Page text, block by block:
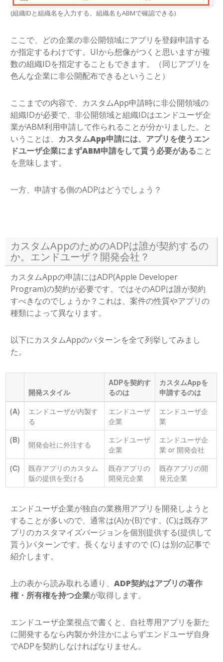
(組織IDと組織名を入力する。組織名もABMで確認できる)
ここで、どの企業の非公開領域にアプリを登録申請する
か指定するわけです。UIから想像がつくと思いますが複
数の組織IDを指定することもできます。（同じアプリを
色んな企業に非公開配布できるということ）
ここまでの内容で、カスタムApp申請時に非公開領域の
組織IDが必要で、非公開領域と組織IDはエンドユーザ企
業がABM利用申請して作られることが分かりました。と
いうことは、 カスタムApp申請には、アプリを使うエン
ドユーザ企業にまずABM申請をして貰う必要があること
を意味します。
一方、申請する側のADPはどうでしょう？
カスタムAppのためのADPは誰が契約するの
か。エンドユーザ？開発会社？
カスタムAppの申請にはADP(Apple Developer
Program)の契約が必要です。ではそのADPは誰が契約
すべきなのでしょうか？これは、案件の性質やアプリの
種類によって異なります。
以下にカスタムAppのパターンを全て列挙してみまし
た。
開発スタイル
ADPを契約す
るのは
カスタムAppを
申請するのは
(A)
エンドユーザが内製す
る
エンドユーザ
企業
エンドユーザ企
業
(B)
開発会社に外注する
エンドユーザ
企業
エンドユーザ企
業 or 開発会社
(C)
既存アプリのカスタム
版の提供を受ける
既存アプリの
開発元企業
既存アプリの開
発元企業
エンドユーザ企業が独自の業務用アプリを開発しようと
することが多いので、通常は(A)か(B)です。(C)は既存ア
プリのカスタマイズバージョンを個別提供する(提供して
貰う)パターンです。長くなりますので (C) は別の記事で
紹介します。
上の表から読み取れる通り、ADP契約はアプリの著作
権・所有権を持つ企業が取得します。
エンドユーザ企業視点で書くと、自社専用アプリを新た
に開発するなら内製か外注かによらずエンドユーザ自身
でADPを契約しなければなりません。